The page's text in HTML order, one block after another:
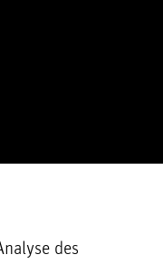
des